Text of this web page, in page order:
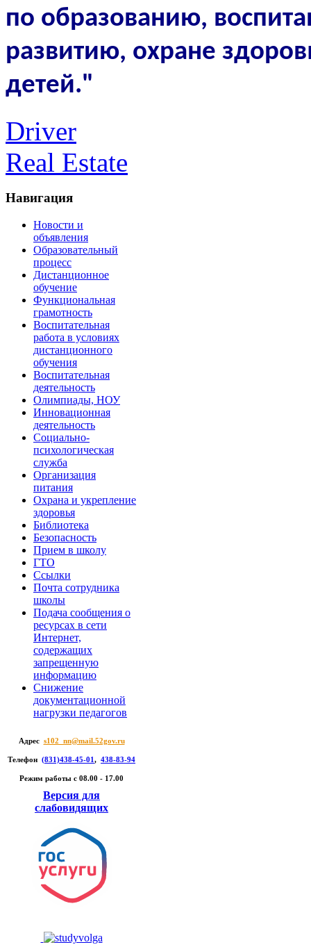
по образованию,
развитию, охране
детей."
Driver
Real Estate
Навигация
Новости и
объявления
Образовательный
процесс
Дистанционное
обучение
Функциональная
грамотность
Воспитательная
работа в условиях
дистанционного
обучения
Воспитательная
деятельность
Олимпиады, НОУ
Инновационная
деятельность
Социально-
психологическая
служба
Организация
питания
Охрана и укрепление
здоровья
Библиотека
Безопасность
Прием в школу
ГТО
Ссылки
Почта сотрудника
школы
Подача сообщения о
ресурсах в сети
Интернет,
содержащих
запрещенную
информацию
Снижение
документационной
нагрузки педагогов
Адрес s102_nn@mail.52gov.ru
Телефон (831)438-45-01 , 438-83-94
Режим работы c 08.00 - 17.00
Версия для
слабовидящих